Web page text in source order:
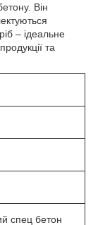
Він
– ідеальне
та
спец бетон